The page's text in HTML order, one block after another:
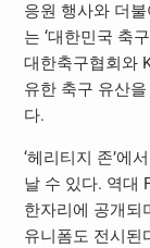
응원 행사와 더
는 ‘대한민국 축
대한축구협회와
유한 축구 유산을
다.
‘헤리티지 존’에
날 수 있다. 역대
한자리에 공개되
유니폼도 전시된